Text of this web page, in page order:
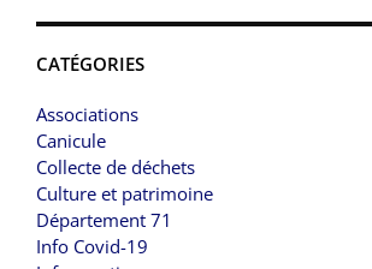
CATÉGORIES
Associations
Canicule
Collecte de déchets
Culture et patrimoine
Département 71
Info Covid-19